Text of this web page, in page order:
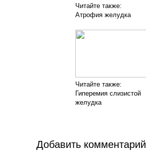
Читайте также:
Атрофия желудка
Читайте также:
Гиперемия слизистой
желудка
Добавить комментарий